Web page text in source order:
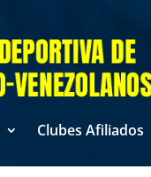
Clubes Afiliados